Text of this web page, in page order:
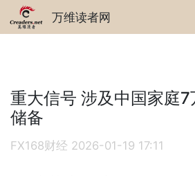
万维读者网
重大信号 涉及中国家庭
储备
FX168财经 2026-01-19 17:11